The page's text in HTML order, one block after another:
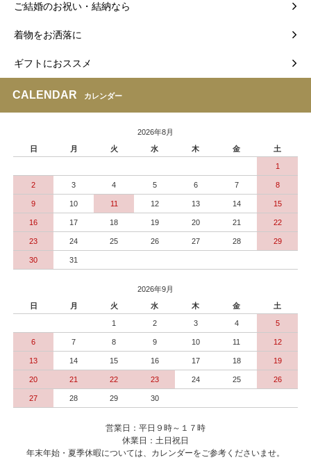
ご結婚のお祝い・結納なら
着物をお洒落に
ギフトにおススメ
CALENDAR カレンダー
2026年8月
日
月 火 水 木 金 土
1
2 3 4 5 6 7 8
9 10 11 12 13 14 15
16 17 18 19 20 21 22
23 24 25 26 27 28 29
30 31
2026年9月
日
月 火 水 木 金 土
1 2 3 4 5
6 7 8 9 10 11 12
13 14 15 16 17 18 19
20 21 22 23 24 25 26
27 28 29 30
営業日：平日９時～１７時
休業日：土日祝日
年末年始・夏季休暇については、カレンダーをご参考くださいませ。